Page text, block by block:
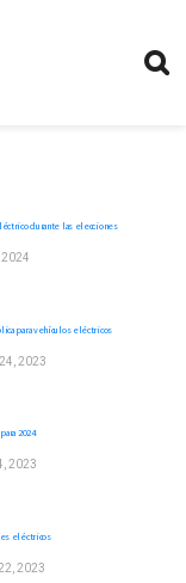
durante las elecciones
2024
para vehículos eléctricos
2023
2024
2023
eléctricos
2023